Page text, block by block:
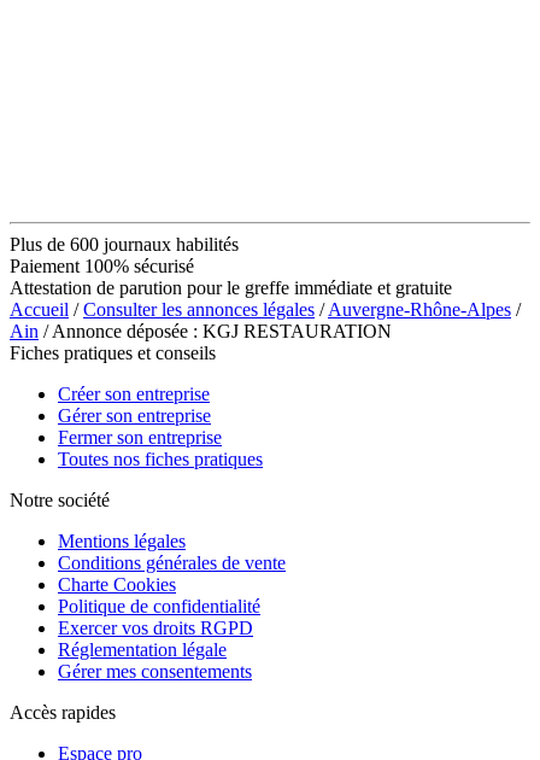
Plus de 600 journaux habilités
Paiement 100% sécurisé
Attestation de parution pour le greffe immédiate et gratuite
Accueil /Consulter les annonces légales /Auvergne-Rhône-Alpes /
Ain / Annonce déposée : KGJ RESTAURATION
Fiches pratiques et conseils
Créer son entreprise
Gérer son entreprise
Fermer son entreprise
Toutes nos fiches pratiques
Notre société
Mentions légales
Conditions générales de vente
Charte Cookies
Politique de confidentialité
Exercer vos droits RGPD
Réglementation légale
Gérer mes consentements
Accès rapides
Espace pro